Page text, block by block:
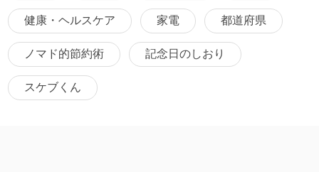
健康・ヘルスケア 家電 都道府県
ノマド的節約術 記念日のしおり
スケブくん